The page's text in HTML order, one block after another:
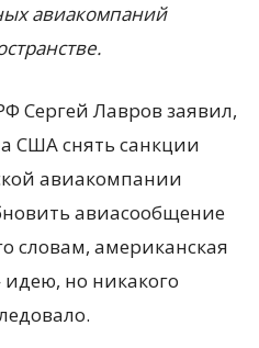
авиакомпаний
Сергей Лавров заявил,
США снять санкции
авиакомпании
авиасообщение
словам, американская
но никакого